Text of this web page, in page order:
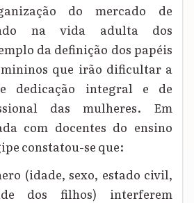
do mercado de
na vida adulta dos
da definição dos papéis
que irão dificultar a
dedicação integral e de
das mulheres. Em
com docentes do ensino
constatou-se que:
(idade, sexo, estado civil,
dos filhos) interferem